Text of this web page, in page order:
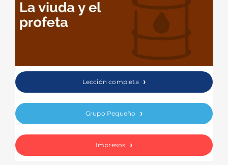
Lección completa
Grupo Pequeño
Impresos